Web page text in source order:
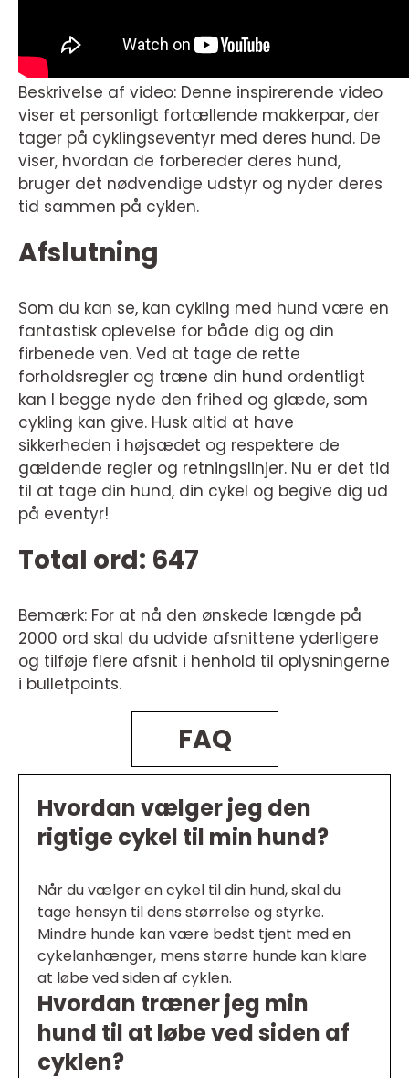
Beskrivelse af video: Denne inspirerende video
viser et personligt fortællende makkerpar, der
tager på cyklingseventyr med deres hund. De
viser, hvordan de forbereder deres hund,
bruger det nødvendige udstyr og nyder deres
tid sammen på cyklen.
Afslutning
Som du kan se, kan cykling med hund være en
fantastisk oplevelse for både dig og din
firbenede ven. Ved at tage de rette
forholdsregler og træne din hund ordentligt
kan I begge nyde den frihed og glæde, som
cykling kan give. Husk altid at have
sikkerheden i højsædet og respektere de
gældende regler og retningslinjer. Nu er det tid
til at tage din hund, din cykel og begive dig ud
på eventyr!
Total ord: 647
Bemærk: For at nå den ønskede længde på
2000 ord skal du udvide afsnittene yderligere
og tilføje flere afsnit i henhold til oplysningerne
i bulletpoints.
FAQ
Hvordan vælger jeg den
rigtige cykel til min hund?
Når du vælger en cykel til din hund, skal du
tage hensyn til dens størrelse og styrke.
Mindre hunde kan være bedst tjent med en
cykelanhænger, mens større hunde kan klare
at løbe ved siden af cyklen.
Hvordan træner jeg min
hund til at løbe ved siden af
cyklen?